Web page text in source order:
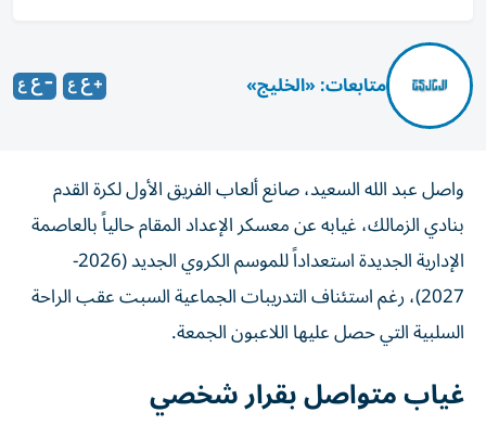
متابعات: «الخليج»
واصل عبد الله السعيد، صانع ألعاب الفريق الأول لكرة القدم
بنادي الزمالك، غيابه عن معسكر الإعداد المقام حالياً بالعاصمة
الإدارية الجديدة استعداداً للموسم الكروي الجديد (2026-
2027)، رغم استئناف التدريبات الجماعية السبت عقب الراحة
السلبية التي حصل عليها اللاعبون الجمعة.
غياب متواصل بقرار شخصي